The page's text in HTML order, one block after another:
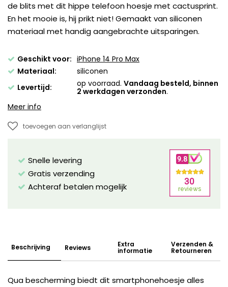
de blits met dit hippe telefoon hoesje met cactusprint.
En het mooie is, hij prikt niet! Gemaakt van siliconen
materiaal met handig aangebrachte uitsparingen.
Geschikt voor: iPhone 14 Pro Max
Materiaal:
siliconen
Levertijd:
op voorraad. Vandaag besteld, binnen
2 werkdagen verzonden.
Meer info
toevoegen aan verlanglijst
Snelle levering
Gratis verzending
Achteraf betalen mogelijk
Beschrijving Reviews Extra
informatie
Verzenden &
Retourneren
Qua bescherming biedt dit smartphonehoesje alles